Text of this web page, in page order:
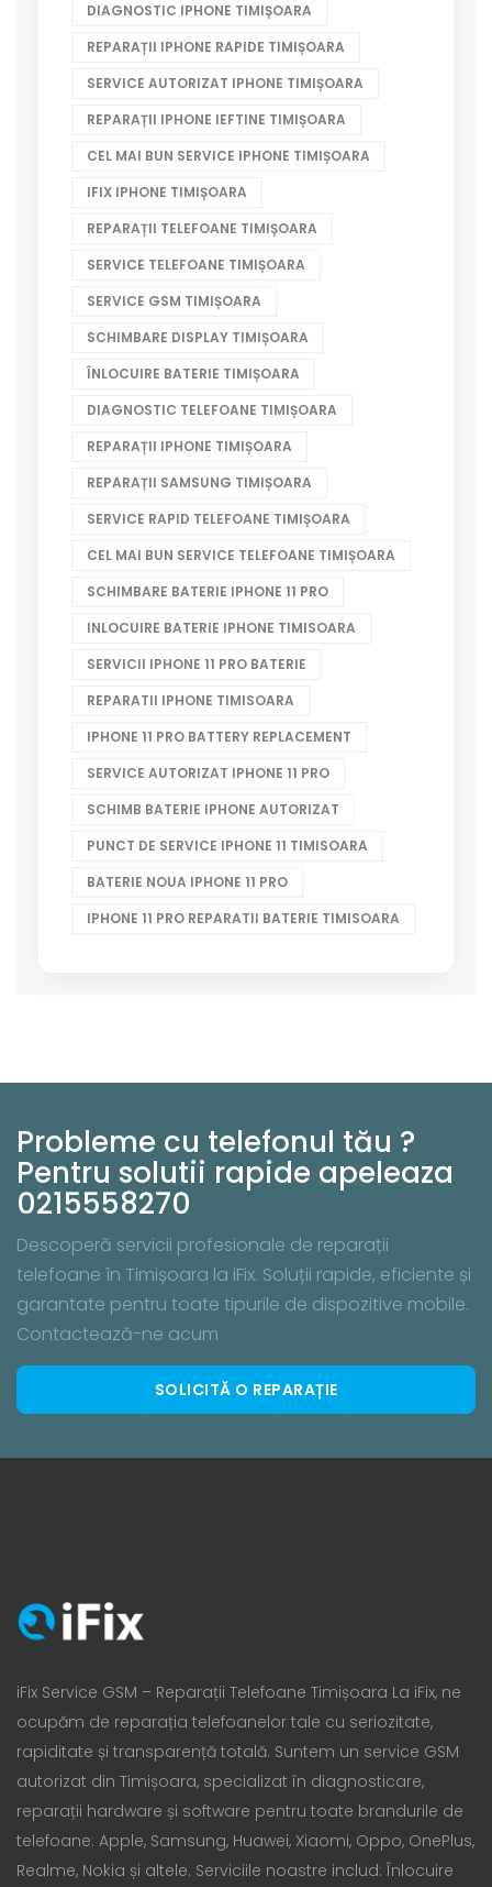
DIAGNOSTIC IPHONE TIMIȘOARA
REPARAȚII IPHONE RAPIDE TIMIȘOARA
SERVICE AUTORIZAT IPHONE TIMIȘOARA
REPARAȚII IPHONE IEFTINE TIMIȘOARA
CEL MAI BUN SERVICE IPHONE TIMIȘOARA
IFIX IPHONE TIMIȘOARA
REPARAȚII TELEFOANE TIMIȘOARA
SERVICE TELEFOANE TIMIȘOARA
SERVICE GSM TIMIȘOARA
SCHIMBARE DISPLAY TIMIȘOARA
ÎNLOCUIRE BATERIE TIMIȘOARA
DIAGNOSTIC TELEFOANE TIMIȘOARA
REPARAȚII IPHONE TIMIȘOARA
REPARAȚII SAMSUNG TIMIȘOARA
SERVICE RAPID TELEFOANE TIMIȘOARA
CEL MAI BUN SERVICE TELEFOANE TIMIȘOARA
SCHIMBARE BATERIE IPHONE 11 PRO
INLOCUIRE BATERIE IPHONE TIMISOARA
SERVICII IPHONE 11 PRO BATERIE
REPARATII IPHONE TIMISOARA
IPHONE 11 PRO BATTERY REPLACEMENT
SERVICE AUTORIZAT IPHONE 11 PRO
SCHIMB BATERIE IPHONE AUTORIZAT
PUNCT DE SERVICE IPHONE 11 TIMISOARA
BATERIE NOUA IPHONE 11 PRO
IPHONE 11 PRO REPARATII BATERIE TIMISOARA
Probleme cu telefonul tău ?
Pentru solutii rapide apeleaza
0215558270
Descoperă servicii profesionale de reparații
telefoane în Timișoara la iFix. Soluții rapide, eficiente și
garantate pentru toate tipurile de dispozitive mobile.
Contactează-ne acum
SOLICITĂ O REPARAȚIE
iFix Service GSM – Reparații Telefoane Timișoara La iFix, ne
ocupăm de reparația telefoanelor tale cu seriozitate,
rapiditate și transparență totală. Suntem un service GSM
autorizat din Timișoara, specializat în diagnosticare,
reparații hardware și software pentru toate brandurile de
telefoane: Apple, Samsung, Huawei, Xiaomi, Oppo, OnePlus,
Realme, Nokia și altele. Serviciile noastre includ: Înlocuire